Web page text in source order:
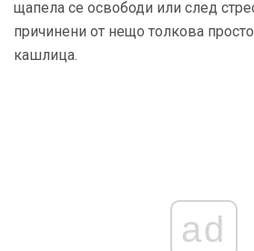
щапела се освободи или след
причинени от нещо толкова
кашлица.
ad